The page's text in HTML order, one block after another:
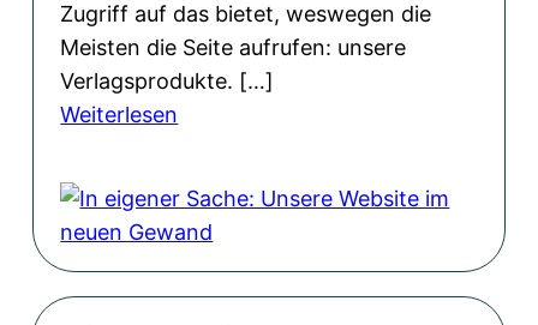
Zugriff auf das bietet, weswegen die
Meisten die Seite aufrufen: unsere
Verlagsprodukte. […]
Weiterlesen
e
i